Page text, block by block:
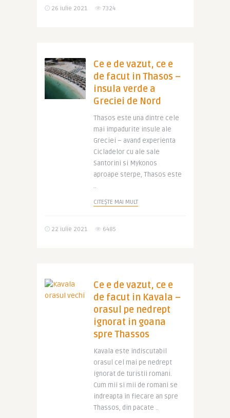
26 iulie 2021 7324
Ce e de vazut, ce e
de facut in Thasos –
insula verde a
Greciei de Nord
Thasos este una dintre cele
mai impadurite insule ale
Greciei – avand experienta
Cicladelor cu ale sale
Santorini si Mykonos
aproape sterpe, Thasos este
..
CITEȘTE MAI MULT
22 iulie 2021 6485
Ce e de vazut, ce e
de facut in Kavala –
orasul pe nedrept
ignorat in goana
spre Thassos
Kavala este indiscutabil
orasul cel mai pe nedrept
ignorat de turistii romani.
Cum mii si mii de romani se
indreapta in fiecare an spre
Thassos, din pacate ..